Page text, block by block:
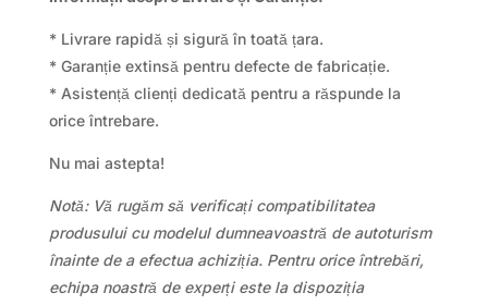
* Livrare rapidă și sigură în toată țara.
* Garanție extinsă pentru defecte de fabricație.
* Asistență clienți dedicată pentru a răspunde la
orice întrebare.
Nu mai astepta!
Notă: Vă rugăm să verificați compatibilitatea
produsului cu modelul dumneavoastră de autoturism
înainte de a efectua achiziția. Pentru orice întrebări,
echipa noastră de experți este la dispoziția